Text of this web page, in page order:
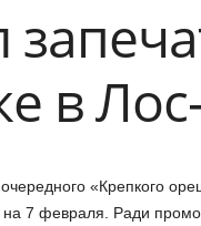
в
«Крепкого
на 7 февраля. Ради